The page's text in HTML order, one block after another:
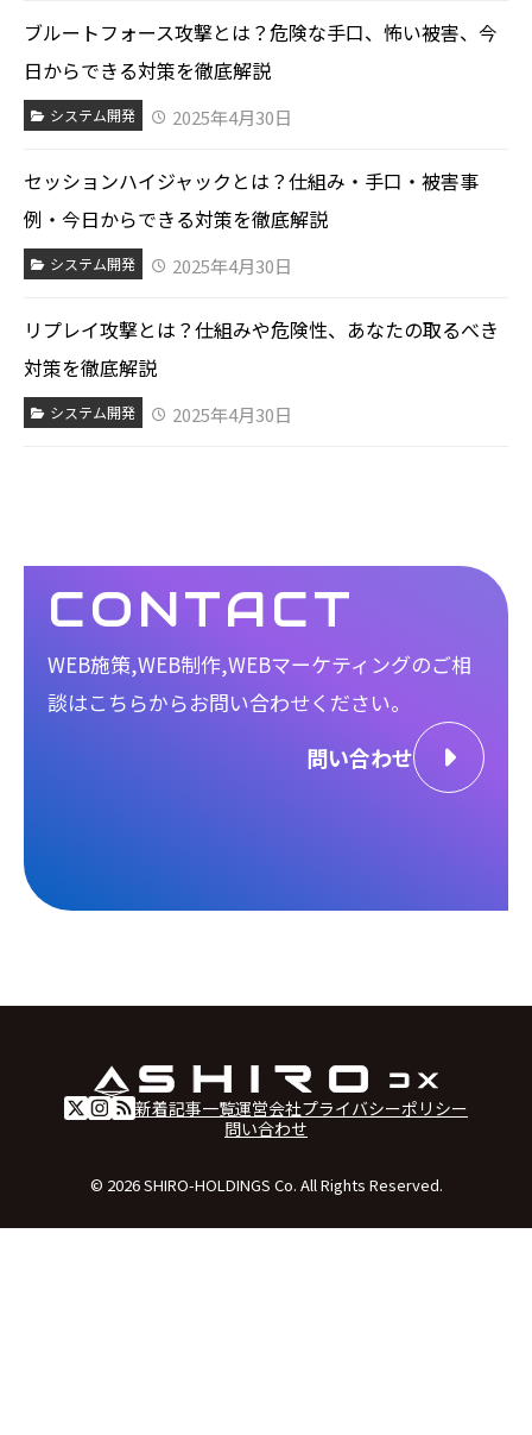
ブルートフォース攻撃とは？危険な手口、怖い被害、今
日からできる対策を徹底解説
システム開発 2025年4月30日
セッションハイジャックとは？仕組み・手口・被害事
例・今日からできる対策を徹底解説
システム開発 2025年4月30日
リプレイ攻撃とは？仕組みや危険性、あなたの取るべき
対策を徹底解説
システム開発 2025年4月30日
CONTACT
WEB施策,WEB制作,WEBマーケティングのご相
談はこちらからお問い合わせください。
問い合わせ
新着記事一覧運営会社プライバシーポリシー
問い合わせ
© 2026 SHIRO-HOLDINGS Co. All Rights Reserved.